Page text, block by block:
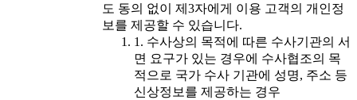
도 동의 없이 제3자에게 이용 고객의 개인정
보를 제공할 수 있습니다.
1. 수사상의 목적에 따른 수사기관의 서
면 요구가 있는 경우에 수사협조의 목
적으로 국가 수사 기관에 성명, 주소 등
신상정보를 제공하는 경우